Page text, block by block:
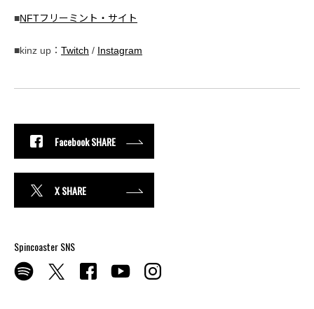
■NFTフリーミント・サイト
■kinz up： Twitch / Instagram
Facebook SHARE
X SHARE
Spincoaster SNS